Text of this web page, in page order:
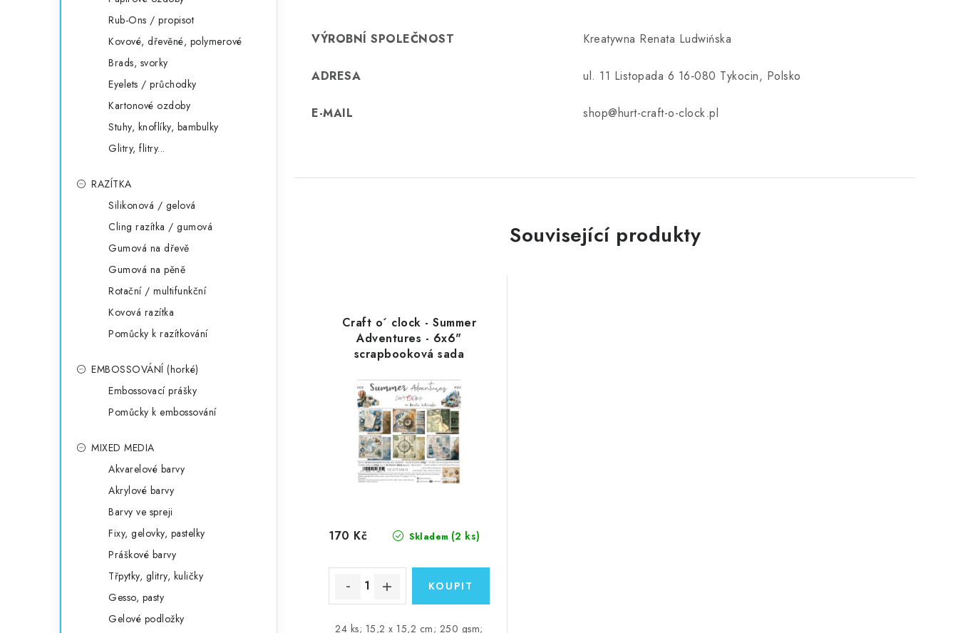
Rub-Ons / propisot
Kovové, dřevěné, polymerové
Brads, svorky
Eyelets / průchodky
Kartonové ozdoby
Stuhy, knoflíky, bambulky
Glitry, flitry...
RAZÍTKA
Silikonová / gelová
Cling razítka / gumová
Gumová na dřevě
Gumová na pěně
Rotační / multifunkční
Kovová razítka
Pomůcky k razítkování
EMBOSSOVÁNÍ (horké)
Embossovací prášky
Pomůcky k embossování
MIXED MEDIA
Akvarelové barvy
Akrylové barvy
Barvy ve spreji
Fixy, gelovky, pastelky
Práškové barvy
Třpytky, glitry, kuličky
Gesso, pasty
Gelové podložky
VÝROBNÍ SPOLEČNOST Kreatywna Renata Ludwińska
ADRESA ul. 11 Listopada 6 16‑080 Tykocin, Polsko
E-MAIL shop@hurt-craft-o-clock.pl
Související produkty
Craft o´ clock - Summer
Adventures - 6x6"
scrapbooková sada
Skladem (2 ks)
170 Kč
24 ks; 15,2 x 15,2 cm; 250 gsm;